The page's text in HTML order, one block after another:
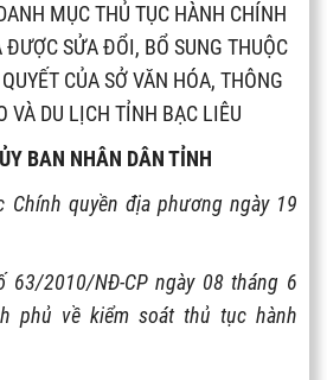
MỤC THỦ TỤC HÀNH CHÍNH
SỬA ĐỔI, BỔ SUNG THUỘC
CỦA SỞ VĂN HÓA, THÔNG
VÀ DU LỊCH TỈNH BẠC LIÊU
BAN NHÂN DÂN TỈNH
Chính quyền địa phương ngày 19
63/2010/NĐ-CP ngày 08 tháng 6
phủ về kiểm soát thủ tục hành